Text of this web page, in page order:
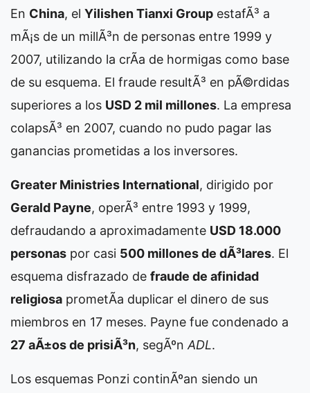
En China, el Yilishen Tianxi Group estafÃ³ a
mÃ¡s de un millÃ³n de personas entre 1999 y
2007, utilizando la crÃ­a de hormigas como base
de su esquema. El fraude resultÃ³ en pÃ©rdidas
superiores a los USD 2 mil millones. La empresa
colapsÃ³ en 2007, cuando no pudo pagar las
ganancias prometidas a los inversores.
Greater Ministries International, dirigido por
Gerald Payne, operÃ³ entre 1993 y 1999,
defraudando a aproximadamente USD 18.000
personas por casi 500 millones de dÃ³lares. El
esquema disfrazado de fraude de afinidad
religiosa prometÃ­a duplicar el dinero de sus
miembros en 17 meses. Payne fue condenado a
27 aÃ±os de prisiÃ³n, segÃºn ADL.
Los esquemas Ponzi continÃºan siendo un